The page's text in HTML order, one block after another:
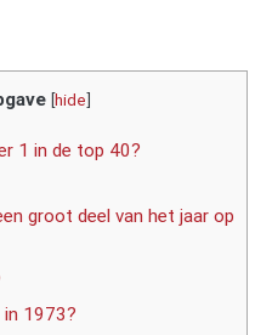
[hide]
1 in de top 40?
groot deel van het jaar op
1973?